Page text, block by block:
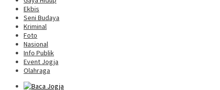
Ekbis
Seni Budaya
Kriminal
Foto
Nasional
Info Publik
Event Jogja
Olahraga